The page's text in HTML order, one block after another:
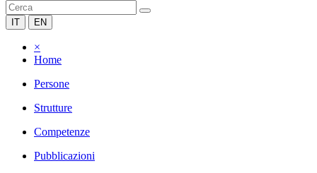
IT EN
×
Home
Persone
Strutture
Competenze
Pubblicazioni